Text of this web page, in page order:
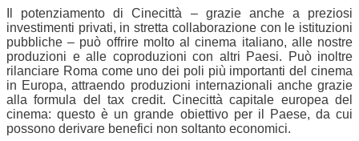
Il potenziamento di Cinecittà – grazie anche a preziosi
investimenti privati, in stretta collaborazione con le istituzioni
pubbliche – può offrire molto al cinema italiano, alle nostre
produzioni e alle coproduzioni con altri Paesi. Può inoltre
rilanciare Roma come uno dei poli più importanti del cinema
in Europa, attraendo produzioni internazionali anche grazie
alla formula del tax credit. Cinecittà capitale europea del
cinema: questo è un grande obiettivo per il Paese, da cui
possono derivare benefici non soltanto economici.